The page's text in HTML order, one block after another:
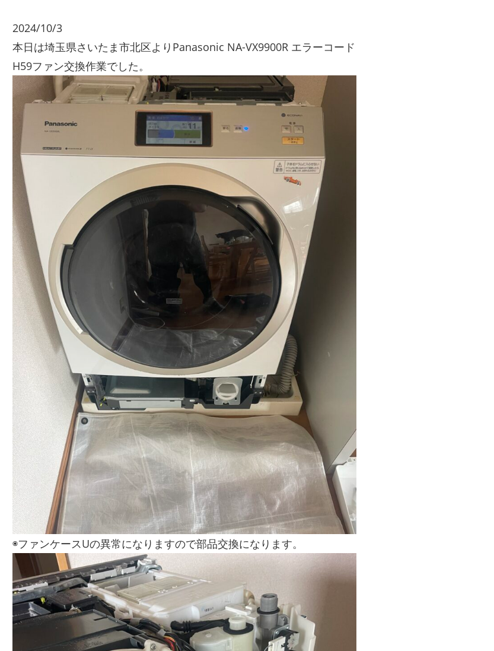
2024/10/3
本日は埼玉県さいたま市北区よりPanasonic NA-VX9900R エラーコード
H59ファン交換作業でした。
◉ファンケースUの異常になりますので部品交換になります。